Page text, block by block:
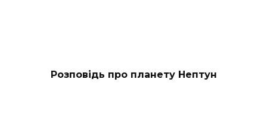
Розповідь про планету Нептун